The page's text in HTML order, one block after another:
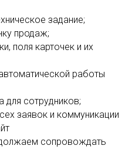
задание;
продаж;
поля карточек и их
работы
для сотрудников;
заявок и коммуникации
сопровождать